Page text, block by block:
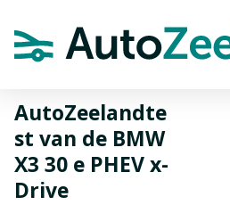
Drive
AutoZeelandte
st van de BMW
X3 30 e PHEV x-
Drive